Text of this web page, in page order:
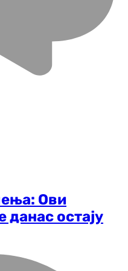
Ови
данас остају